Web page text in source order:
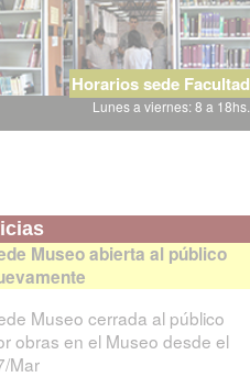
Horarios sede Facultad
Lunes a viernes: 8 a 18hs.
Museo abierta al público
Museo cerrada al público
obras en el Museo desde el
Mar